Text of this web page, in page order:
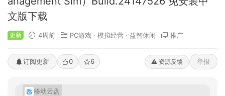
文版下载
更新 4周前 PC游戏 · 模拟经营 · 益智休闲 推广
订阅更新 0 6 ⚠️ 资源反馈 举报
移动云盘